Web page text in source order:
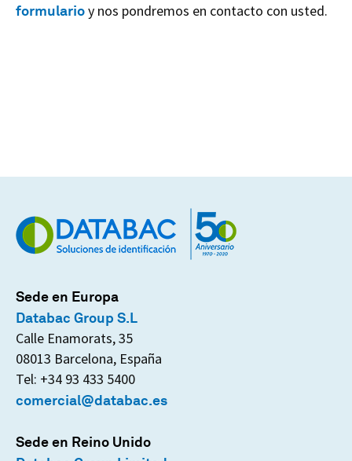
formularioy nos pondremos en contacto con usted.
Sede en Europa
Databac Group S.L
Calle Enamorats, 35
08013 Barcelona, España
Tel: +34 93 433 5400
comercial@databac.es
Sede en Reino Unido